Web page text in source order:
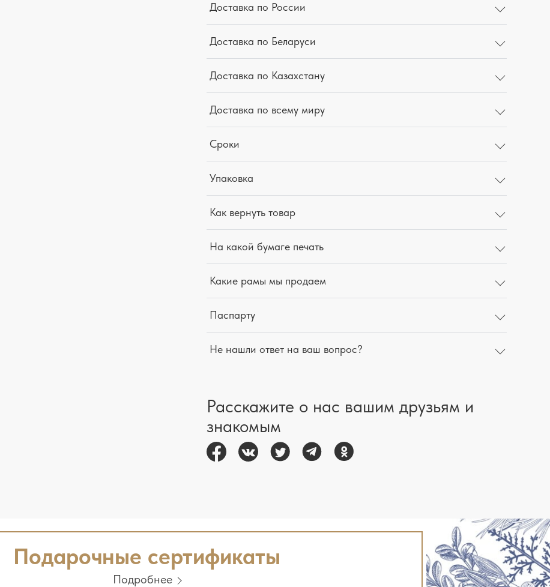
Доставка по России
Доставка по Беларуси
Доставка по Казахстану
Доставка по всему миру
Сроки
Упаковка
Как вернуть товар
На какой бумаге печать
Какие рамы мы продаем
Паспарту
Не нашли ответ на ваш вопрос?
Расскажите о нас вашим друзьям и
знакомым
Подарочные сертификаты
Подробнее